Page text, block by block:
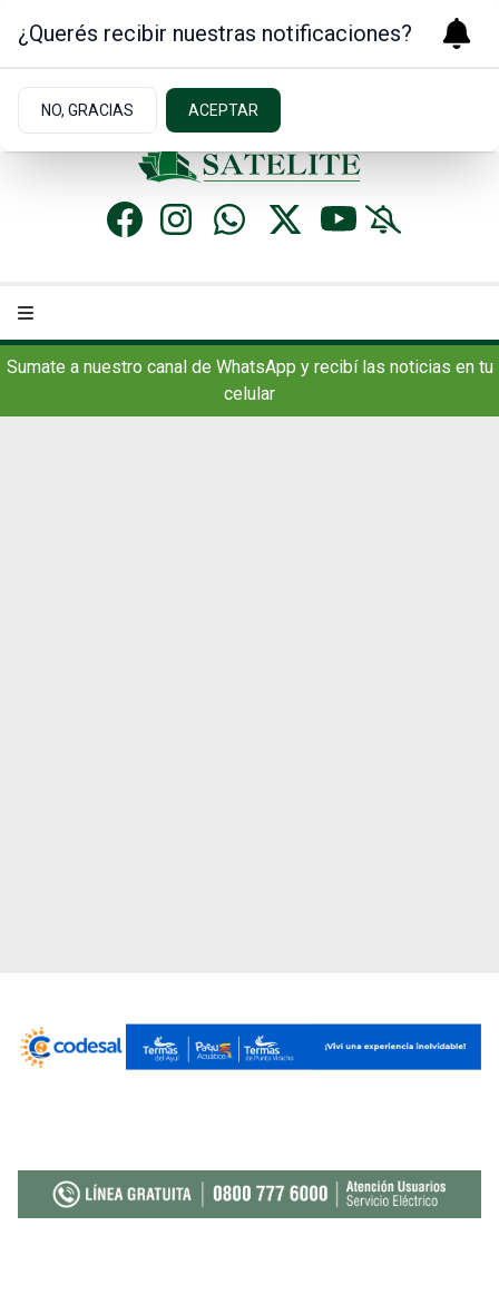
7.1ºc | Concordia, AR
Sumate a nuestro canal de WhatsApp y recibí las noticias en tu
celular
¿Querés recibir nuestras notificaciones?
NO, GRACIAS ACEPTAR